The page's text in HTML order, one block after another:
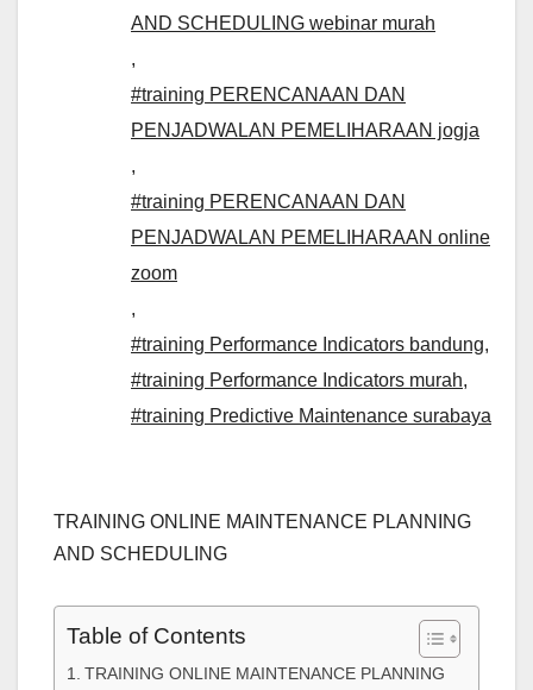
AND SCHEDULING webinar murah
,
#training PERENCANAAN DAN
PENJADWALAN PEMELIHARAAN jogja
,
#training PERENCANAAN DAN
PENJADWALAN PEMELIHARAAN online
zoom
,
#training Performance Indicators bandung,
#training Performance Indicators murah,
#training Predictive Maintenance surabaya
TRAINING ONLINE MAINTENANCE PLANNING
AND SCHEDULING
Table of Contents
TRAINING ONLINE MAINTENANCE PLANNING